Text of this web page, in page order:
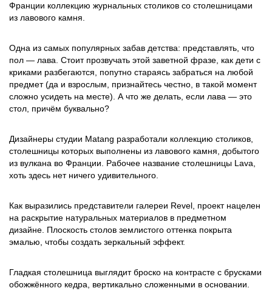
Франции коллекцию журнальных столиков со столешницами
из лавового камня.
Одна из самых популярных забав детства: представлять, что
пол — лава. Стоит прозвучать этой заветной фразе, как дети с
криками разбегаются, попутно стараясь забраться на любой
предмет (да и взрослым, признайтесь честно, в такой момент
сложно усидеть на месте). А что же делать, если лава — это
стол, причём буквально?
Дизайнеры студии Matang разработали коллекцию столиков,
столешницы которых выполнены из лавового камня, добытого
из вулкана во Франции. Рабочее название столешницы Lava,
хоть здесь нет ничего удивительного.
Как выразились представители галереи Revel, проект нацелен
на раскрытие натуральных материалов в предметном
дизайне. Плоскость столов землистого оттенка покрыта
эмалью, чтобы создать зеркальный эффект.
Гладкая столешница выглядит броско на контрасте с брусками
обожжённого кедра, вертикально сложенными в основании.